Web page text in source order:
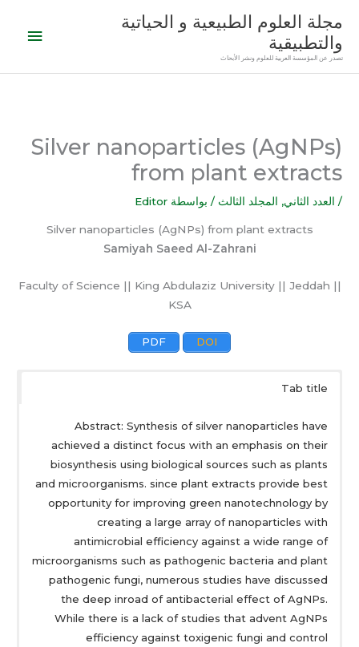
المحتوى
مجلة العلوم الطبيعية و الحياتية
والتطبيقية
تصدر عن المؤسسة العربية للعلوم ونشر الأبحاث
Silver nanoparticles (AgNPs)
from plant extracts
/ العدد الثاني, المجلد الثالث / بواسطة Editor
Silver nanoparticles (AgNPs) from plant extracts
Samiyah Saeed Al-Zahrani
Faculty of Science || King Abdulaziz University || Jeddah ||
KSA
PDF DOI
Tab title
Abstract: Synthesis of silver nanoparticles have
achieved a distinct focus with an emphasis on their
biosynthesis using biological sources such as plants
and microorganisms. since plant extracts provide best
opportunity for improving green nanotechnology by
creating a large array of nanoparticles with
antimicrobial efficiency against a wide range of
microorganisms such as pathogenic bacteria and plant
pathogenic fungi, numerous studies have discussed
the deep inroad of antibacterial effect of AgNPs.
While there is a lack of studies that advent AgNPs
efficiency against toxigenic fungi and control